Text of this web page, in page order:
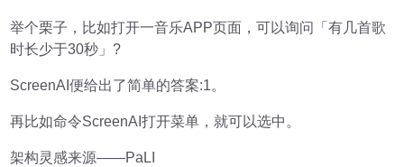
举个栗子，比如打开一音乐APP页面，可以询问「有几首歌
时长少于30秒」?
ScreenAI便给出了简单的答案:1。
再比如命令ScreenAI打开菜单，就可以选中。
架构灵感来源——PaLI